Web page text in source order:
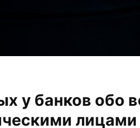
у банков обо
лицами